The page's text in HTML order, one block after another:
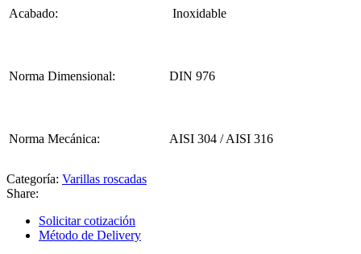
Acabado: Inoxidable
Norma Dimensional: DIN 976
Norma Mecánica: AISI 304 / AISI 316
Categoría: Varillas roscadas
Share:
Solicitar cotización
Método de Delivery